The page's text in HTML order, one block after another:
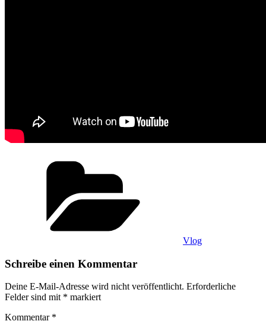
Vlog
Schreibe einen Kommentar
Deine E-Mail-Adresse wird nicht veröffentlicht. Erforderliche
Felder sind mit * markiert
Kommentar *